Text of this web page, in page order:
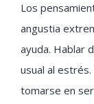
Los
angustia
ayuda. Hablar
usual al
tomarse en